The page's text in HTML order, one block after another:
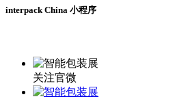
interpack China 小程序
关注官微